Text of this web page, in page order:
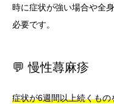
時に症状が強い場合や全
必要です。
💬 慢性蕁麻疹
症状が6週間以上続くも